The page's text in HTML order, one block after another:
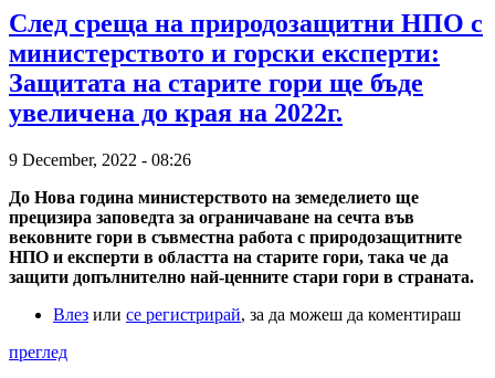
След среща на природозащитни НПО с
министерството и горски експерти:
Защитата на старите гори ще бъде
увеличена до края на 2022г.
9 December, 2022 - 08:26
До Нова година министерството на земеделието ще
прецизира заповедта за ограничаване на сечта във
вековните гори в съвместна работа с природозащитните
НПО и експерти в областта на старите гори, така че да
защити допълнително най-ценните стари гори в страната.
Влез или се регистрирай, за да можеш да коментираш
преглед